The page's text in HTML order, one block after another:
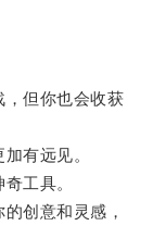
但你也会收获
有远见。
工具。
创意和灵感，